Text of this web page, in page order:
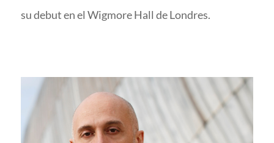
su debut en el Wigmore Hall de Londres.